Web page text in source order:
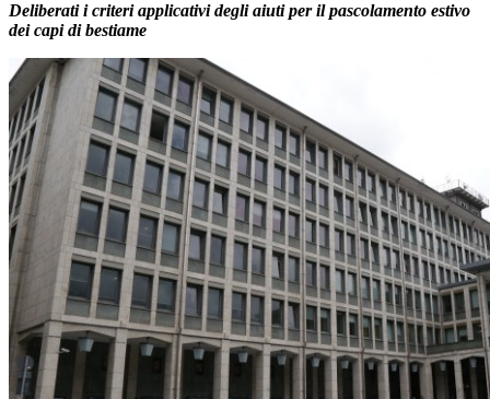
Deliberati i criteri applicativi degli aiuti per il pascolamento estivo
dei capi di bestiame